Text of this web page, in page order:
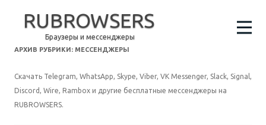
RUBROWSERS
Браузеры и мессенджеры
АРХИВ РУБРИКИ: МЕССЕНДЖЕРЫ
Скачать Telegram, WhatsApp, Skype, Viber, VK Messenger, Slack, Signal,
Discord, Wire, Rambox и другие бесплатные мессенджеры на
RUBROWSERS.